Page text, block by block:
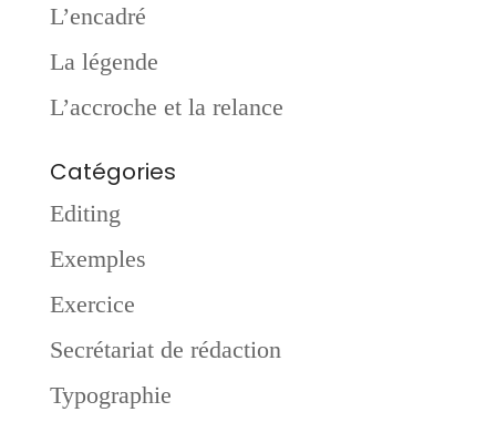
L’encadré
La légende
L’accroche et la relance
Catégories
Editing
Exemples
Exercice
Secrétariat de rédaction
Typographie